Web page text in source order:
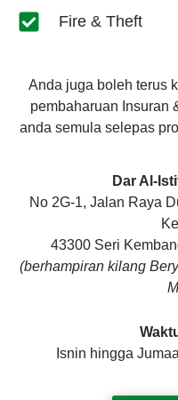
Fire & Theft
Anda juga boleh terus
pembaharuan Insuran
anda semula selepas
Dar Al-
No 2G-1, Jalan Raya
43300 Seri
(berhampiran kilang
Isnin hingga